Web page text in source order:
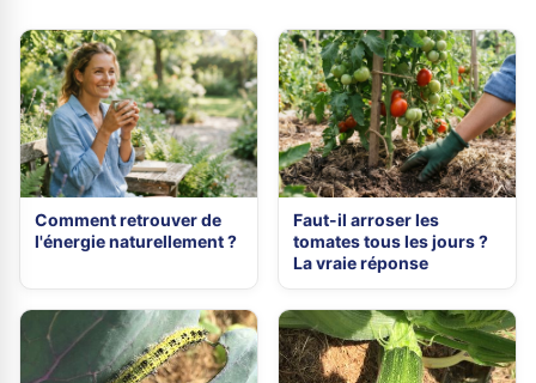
Comment retrouver de
l'énergie naturellement ?
Faut-il arroser les
tomates tous les jours ?
La vraie réponse